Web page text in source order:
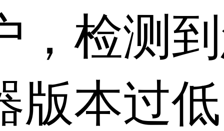
，检测
版本过